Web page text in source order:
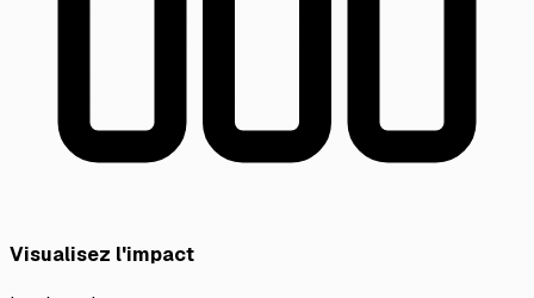
Visualisez l'impact